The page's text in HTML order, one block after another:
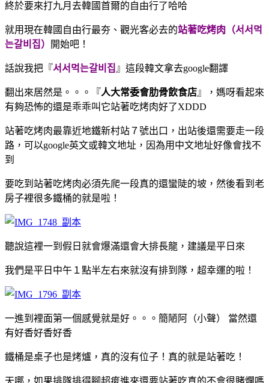
終於要來打九月去韓國首爾的自由行了哈哈
就用現在韓國自由行最夯、觀光客必去的站著吃烤肉（서서먹
는갈비집）
開始吧！
話說我把『서서먹는갈비집 』這段韓文拿去google翻譯
翻出來居然是。。。『人大常委會肋骨飲食店』，媽呀看起來
有夠恐怖的還是乖乖叫它站著吃烤肉好了XDDD
站著吃烤肉最靠近地鐵新村站７號出口，出站後還需要走一段
路，可以google英文或韓文地址，因為用中文地址好像會找不
到
要吃到站著吃烤肉必須先爬一段真的還蠻陡的坡，然後看到老
房子裡很多鐵桶的就是啦！
聽說這裡一到假日就會爆滿還會大排長龍，建議是平日來
我們是平日中午１點半左右來就沒有排到隊，超幸運的啦！
一進到裡面第一個感覺就是好。。。簡陋阿（小聲） 當然還
有好香好香好香
鐵桶是桌子也是烤爐，真的沒有位子！真的就是站著吃！
天哪，如果排隊排得腳超痠進來還要站著吃真的不會很賭爛嗎